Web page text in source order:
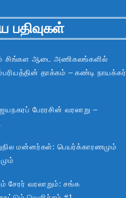
சிங்கள ஆடை அணிகலங்களில்
தாக்கம் – கண்டி நாயக்கர்
பேரரசின் வரலாறு –
மன்னர்கள்: பெயர்க்காரணமும்
சேரர் வரலாறும்: சங்க